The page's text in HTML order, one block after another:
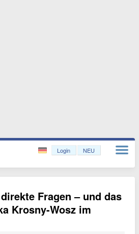
Login NEU
Fragen – und das
Krosny-Wosz im